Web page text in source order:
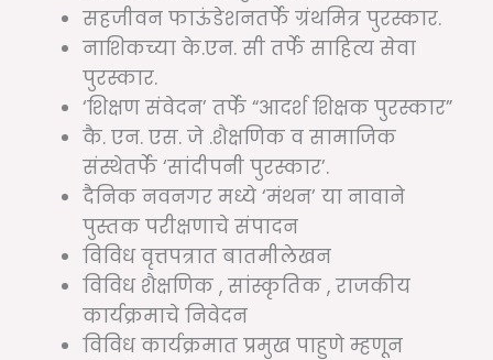
सहजीवन फाऊंडेशनतर्फे ग्रंथमित्र पुरस्कार.
नाशिकच्या के.एन. सी तर्फे साहित्य सेवा
पुरस्कार.
‘शिक्षण संवेदन’ तर्फे “आदर्श शिक्षक पुरस्कार”
कै. एन. एस. जे .शैक्षणिक व सामाजिक
संस्थेतर्फे ‘सांदीपनी पुरस्कार’.
दैनिक नवनगर मध्ये ‘मंथन’ या नावाने
पुस्तक परीक्षणाचे संपादन
विविध वृत्तपत्रात बातमीलेखन
विविध शैक्षणिक , सांस्कृतिक , राजकीय
कार्यक्रमाचे निवेदन
विविध कार्यक्रमात प्रमुख पाहुणे म्हणून